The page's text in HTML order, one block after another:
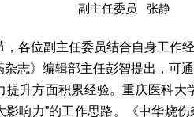
副主任委员 张静
，各位副主任委员结合自身工作
志》编辑部主任彭智提出，可
提升方面积累经验。重庆医科大
影响力”的工作思路。《中华烧